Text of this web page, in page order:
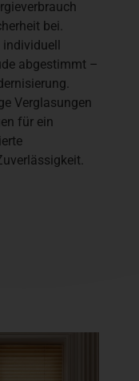
bei.
individuell
abgestimmt –
Verglasungen
für ein